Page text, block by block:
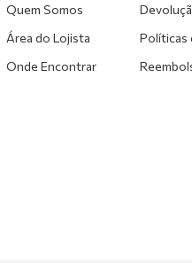
Quem Somos
Área do Lojista
Onde Encontrar
Políticas